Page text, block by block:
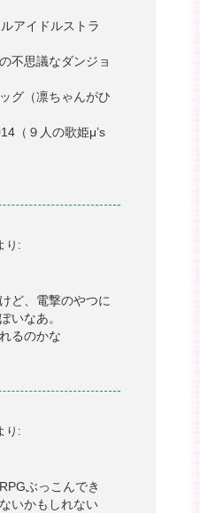
アイドルストラ
不思議なダンジョ
グ（凛ちゃんがひ
（９人の歌姫μ’s
り:
ど、電撃のやつに
いなあ。
るのかな
り:
ぶっこんでき
いかもしれない